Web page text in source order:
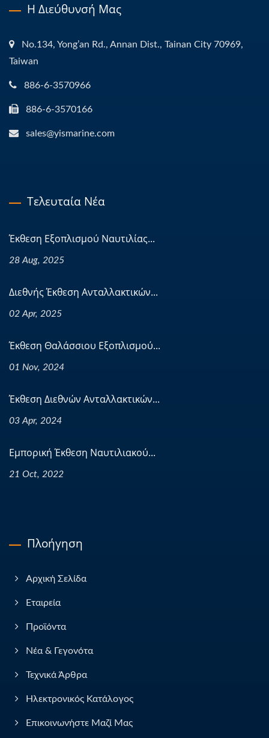
Η Διεύθυνσή Μας
No.134, Yong’an Rd., Annan Dist., Tainan City 70969,
Taiwan
886-6-3570966
886-6-3570166
sales@yismarine.com
Τελευταία Νέα
Έκθεση Εξοπλισμού Ναυτιλίας...
28 Aug, 2025
Διεθνής Έκθεση Ανταλλακτικών...
02 Apr, 2025
Έκθεση Θαλάσσιου Εξοπλισμού...
01 Nov, 2024
Έκθεση Διεθνών Ανταλλακτικών...
03 Apr, 2024
Εμπορική Έκθεση Ναυτιλιακού...
21 Oct, 2022
Πλοήγηση
Αρχική Σελίδα
Εταιρεία
Προϊόντα
Νέα & Γεγονότα
Τεχνικά Άρθρα
Ηλεκτρονικός Κατάλογος
Επικοινωνήστε Μαζί Μας